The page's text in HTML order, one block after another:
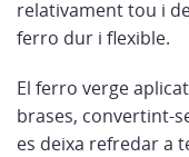
relativament tou i
ferro dur i flexible.
El ferro verge
brases, convertint-
es deixa refredar a